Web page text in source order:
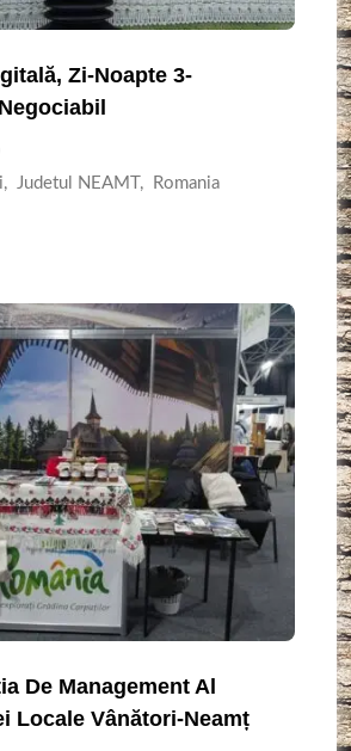
Zi-Noapte 3-
, Judetul NEAMT , Romania
De Management Al
Locale Vânători-Neamț